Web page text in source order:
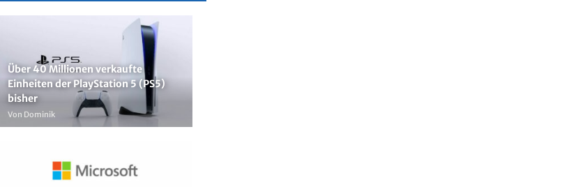
Über 40 Millionen verkaufte
Einheiten der PlayStation 5 (PS5)
bisher
Von Dominik